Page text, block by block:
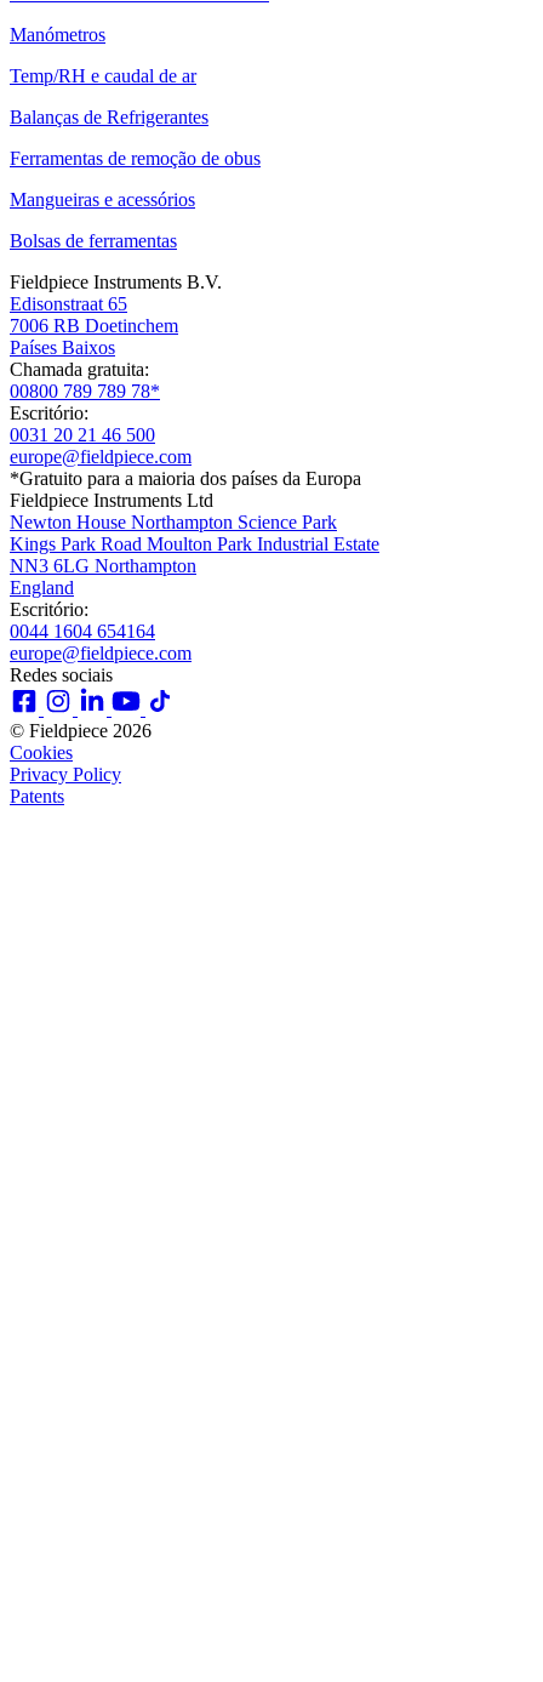
Manómetros
Temp/RH e caudal de ar
Balanças de Refrigerantes
Ferramentas de remoção de obus
Mangueiras e acessórios
Bolsas de ferramentas
Fieldpiece Instruments B.V.
Edisonstraat 65
7006 RB Doetinchem
Países Baixos
Chamada gratuita:
00800 789 789 78*
Escritório:
0031 20 21 46 500
europe@fieldpiece.com
*Gratuito para a maioria dos países da Europa
Fieldpiece Instruments Ltd
Newton House Northampton Science Park
Kings Park Road Moulton Park Industrial Estate
NN3 6LG Northampton
England
Escritório:
0044 1604 654164
europe@fieldpiece.com
Redes sociais
© Fieldpiece 2026
Cookies
Privacy Policy
Patents